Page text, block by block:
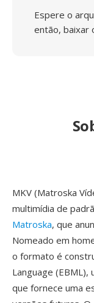
Espere o
então, baixar
MKV (Matroska
multimídia de
Matroska, que
Nomeado em
o formato é
Language (EBML),
que fornece uma